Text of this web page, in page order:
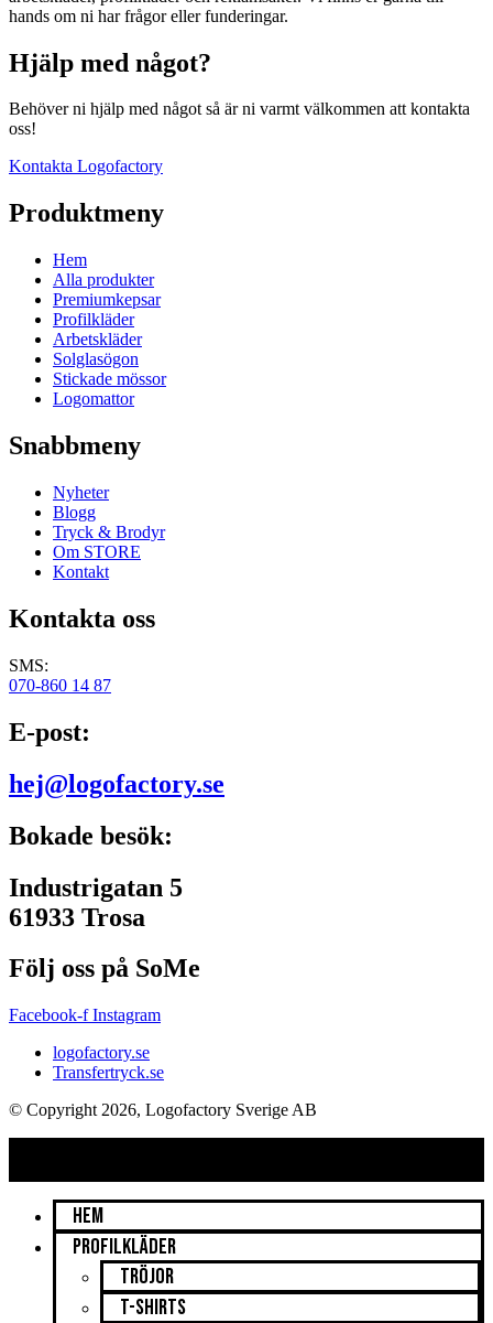
hands om ni har frågor eller funderingar.
Hjälp med något?
Behöver ni hjälp med något så är ni varmt välkommen att kontakta
oss!
Kontakta Logofactory
Produktmeny
Hem
Alla produkter
Premiumkepsar
Profilkläder
Arbetskläder
Solglasögon
Stickade mössor
Logomattor
Snabbmeny
Nyheter
Blogg
Tryck & Brodyr
Om STORE
Kontakt
Kontakta oss
SMS:
070-860 14 87
E-post:
hej@logofactory.se
Bokade besök:
Industrigatan 5
61933 Trosa
Följ oss på SoMe
Facebook-f Instagram
logofactory.se
Transfertryck.se
© Copyright 2026, Logofactory Sverige AB
Hem
Profilkläder
Tröjor
T-shirts